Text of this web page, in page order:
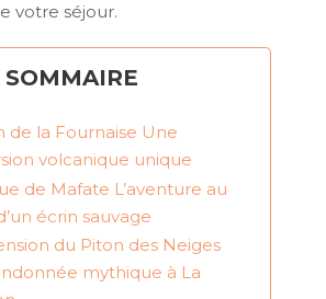
votre séjour.
SOMMAIRE
de la Fournaise Une
volcanique unique
de Mafate L’aventure au
écrin sauvage
du Piton des Neiges
mythique à La